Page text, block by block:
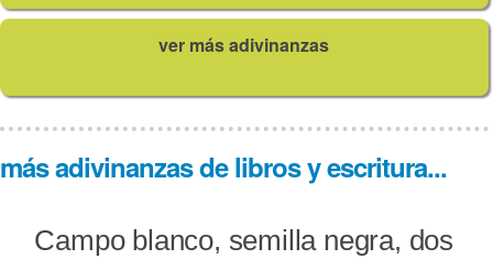
ver más adivinanzas
más adivinanzas de libros y escritura...
Campo blanco, semilla negra, dos